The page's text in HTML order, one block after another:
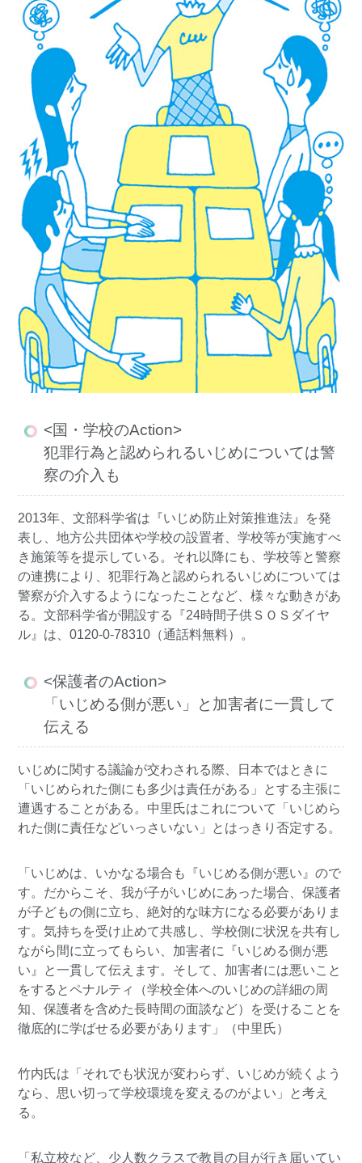
<国・学校のAction>
犯罪行為と認められるいじめについては警
察の介入も
2013年、文部科学省は『いじめ防止対策推進法』を発
表し、地方公共団体や学校の設置者、学校等が実施すべ
き施策等を提示している。それ以降にも、学校等と警察
の連携により、犯罪行為と認められるいじめについては
警察が介入するようになったことなど、様々な動きがあ
る。文部科学省が開設する『24時間子供ＳＯＳダイヤ
ル』は、0120-0-78310（通話料無料）。
<保護者のAction>
「いじめる側が悪い」と加害者に一貫して
伝える
いじめに関する議論が交わされる際、日本ではときに
「いじめられた側にも多少は責任がある」とする主張に
遭遇することがある。中里氏はこれについて「いじめら
れた側に責任などいっさいない」とはっきり否定する。
「いじめは、いかなる場合も『いじめる側が悪い』ので
す。だからこそ、我が子がいじめにあった場合、保護者
が子どもの側に立ち、絶対的な味方になる必要がありま
す。気持ちを受け止めて共感し、学校側に状況を共有し
ながら間に立ってもらい、加害者に『いじめる側が悪
い』と一貫して伝えます。そして、加害者には悪いこと
をするとペナルティ（学校全体へのいじめの詳細の周
知、保護者を含めた長時間の面談など）を受けることを
徹底的に学ばせる必要があります」（中里氏）
竹内氏は「それでも状況が変わらず、いじめが続くよう
なら、思い切って学校環境を変えるのがよい」と考え
る。
「私立校など、少人数クラスで教員の目が行き届いてい